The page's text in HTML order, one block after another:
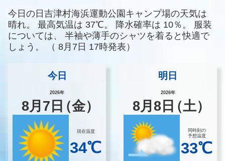
今日の日吉津村海浜運動公園キャンプ場の天気は
晴れ。
最高気温は 37℃。 降水確率は 10％。
服装
については、
半袖や薄手のシャツを着ると快適で
しょう。
（ 8月7日 17時発表）
今日
2026年
8月 7 日（金）
現在温度
34℃
明日
2026年
8月8 日（土）
同時刻の
予想温度
33℃